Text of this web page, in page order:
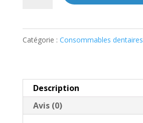
d'usinage
Dental
Glass
Ceramics
Catégorie : Consommables dentaires
Description
Avis (0)